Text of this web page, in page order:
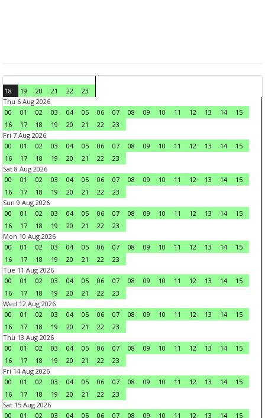
18 19 20 21 22
23
Thu 6 Aug 2026
00
01 02 03 04 05 06 07 08 09 10 11 12 13 14
15
16
17 18 19 20 21 22
23
Fri 7 Aug 2026
00
01 02 03 04 05 06 07 08 09 10 11 12 13 14
15
16
17 18 19 20 21 22
23
Sat 8 Aug 2026
00
01 02 03 04 05 06 07 08 09 10 11 12 13 14
15
16
17 18 19 20 21 22
23
Sun 9 Aug 2026
00
01 02 03 04 05 06 07 08 09 10 11 12 13 14
15
16
17 18 19 20 21 22
23
Mon 10 Aug 2026
00
01 02 03 04 05 06 07 08 09 10 11 12 13 14
15
16
17 18 19 20 21 22
23
Tue 11 Aug 2026
00
01 02 03 04 05 06 07 08 09 10 11 12 13 14
15
16
17 18 19 20 21 22
23
Wed 12 Aug 2026
00
01 02 03 04 05 06 07 08 09 10 11 12 13 14
15
16
17 18 19 20 21 22
23
Thu 13 Aug 2026
00
01 02 03 04 05 06 07 08 09 10 11 12 13 14
15
16
17 18 19 20 21 22
23
Fri 14 Aug 2026
00
01 02 03 04 05 06 07 08 09 10 11 12 13 14
15
16
17 18 19 20 21 22
23
Sat 15 Aug 2026
00
01 02 03 04 05 06 07 08 09 10 11 12 13 14 15